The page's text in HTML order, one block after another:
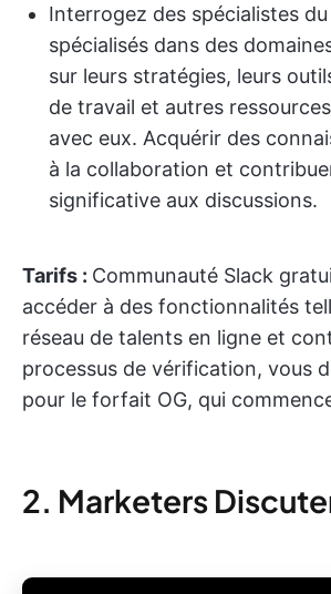
Interrogez des spécialistes
spécialisés dans des
sur leurs stratégies, leurs
de travail et autres
avec eux. Acquérir des
à la collaboration et
significative aux discussions.
Tarifs : Communauté Slack
accéder à des fonctionnalités
réseau de talents en ligne et
processus de vérification, vous
pour le forfait OG, qui
2. Marketers